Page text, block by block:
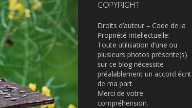
COPYRIGHT :
Droits d’auteur – Code de la
Propriété Intellectuelle:
Toute utilisation d’une ou
plusieurs photos présente(s)
sur ce blog nécessite
préalablement un accord écrit
de ma part.
Merci de votre
compréhension.